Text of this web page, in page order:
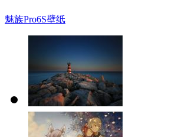
魅族Pro6S壁纸